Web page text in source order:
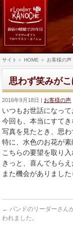
サイト » HOME » お客様の声
思わず笑みがこ
2016年9月18日 お客様の声
いつもお世話になって
今回も、本当にすて
写真を見たとき、思わ
特に、水色のお花が素
こちらの要望を取り
きっと、喜んでもらえ
また機会がありまし
← バンドのリーダーさん
われました。